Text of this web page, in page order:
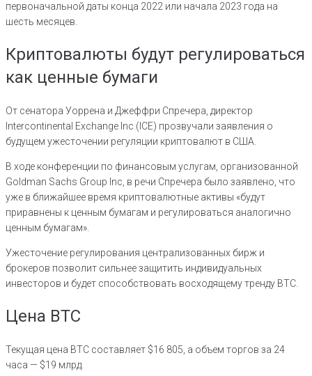
первоначальной даты конца 2022 или начала 2023 года на
шесть месяцев.
Криптовалюты будут регулироваться
как ценные бумаги
От сенатора Уоррена и Джеффри Спречера, директор
Intercontinental Exchange Inc (ICE) прозвучали заявления о
будущем ужесточении регуляции криптовалют в США.
В ходе конференции по финансовым услугам, организованной
Goldman Sachs Group Inc, в речи Спречера было заявлено, что
уже в ближайшее время криптовалютные активы «будут
приравнены к ценным бумагам и регулироваться аналогично
ценным бумагам».
Ужесточение регулирования централизованных бирж и
брокеров позволит сильнее защитить индивидуальных
инвесторов и будет способствовать восходящему тренду BTC.
Цена BTC
Текущая цена BTC составляет $16 805, а объем торгов за 24
часа — $19 млрд.